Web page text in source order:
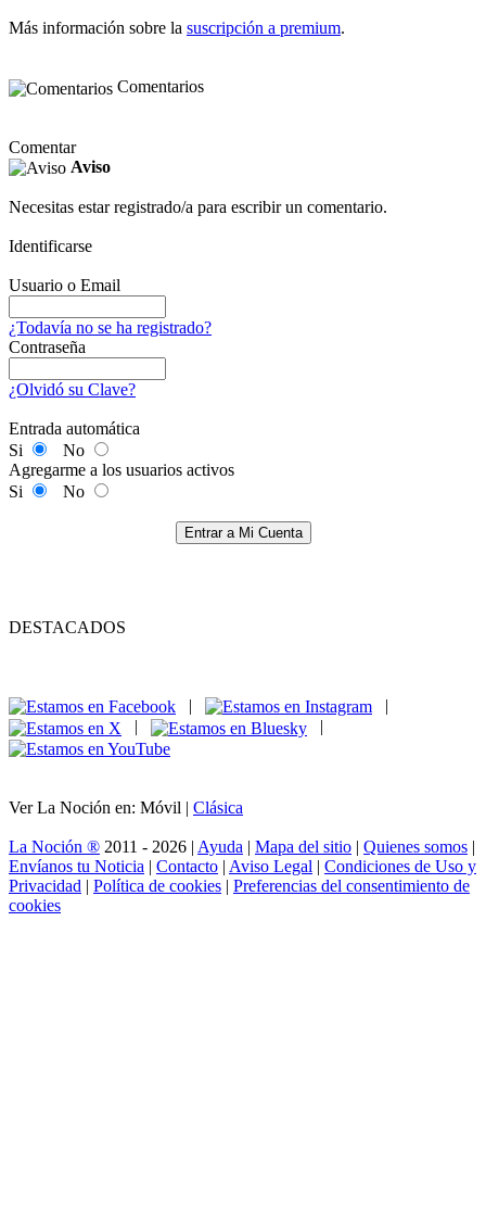
Más información sobre la suscripción a premium.
Comentarios
Comentar
Aviso
Necesitas estar registrado/a para escribir un comentario.
Identificarse
Usuario o Email
¿Todavía no se ha registrado?
Contraseña
¿Olvidó su Clave?
Entrada automática
Si
No
Agregarme a los usuarios activos
Si
No
Entrar a Mi Cuenta
DESTACADOS
|
|
|
|
Ver La Noción en: Móvil | Clásica
La Noción ® 2011 - 2026 | Ayuda | Mapa del sitio | Quienes somos |
Envíanos tu Noticia | Contacto | Aviso Legal | Condiciones de Uso y
Privacidad | Política de cookies | Preferencias del consentimiento de
cookies